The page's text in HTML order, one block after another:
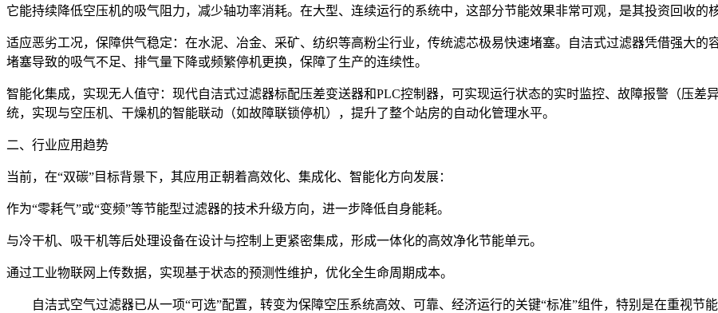
它能持续降低空压机的吸气阻力，减少轴功率消耗。在大型、连续运行的系统中，这部分节能效果非常可观，是其投资回收的
适应恶劣工况，保障供气稳定：在水泥、冶金、采矿、纺织等高粉尘行业，传统滤芯极易快速堵塞。自洁式过滤器凭借强大
堵塞导致的吸气不足、排气量下降或频繁停机更换，保障了生产的连续性。
智能化集成，实现无人值守：现代自洁式过滤器标配压差变送器和PLC控制器，可实现运行状态的实时监控、故障报警（压差
统，实现与空压机、干燥机的智能联动（如故障联锁停机），提升了整个站房的自动化管理水平。
二、行业应用趋势
当前，在“双碳”目标背景下，其应用正朝着高效化、集成化、智能化方向发展：
作为“零耗气”或“变频”等节能型过滤器的技术升级方向，进一步降低自身能耗。
与冷干机、吸干机等后处理设备在设计与控制上更紧密集成，形成一体化的高效净化节能单元。
通过工业物联网上传数据，实现基于状态的预测性维护，优化全生命周期成本。
自洁式空气过滤器已从一项“可选”配置，转变为保障空压系统高效、可靠、经济运行的关键“标准”组件，特别是在重视节